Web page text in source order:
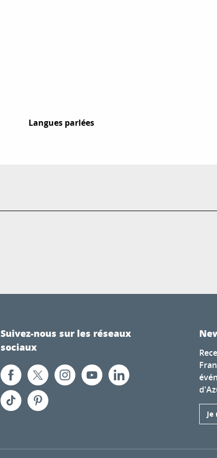
Langues parlées
Langues parlées
Suivez-nous sur les réseaux
sociaux
Je